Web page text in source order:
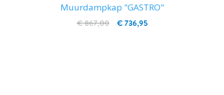
Muurdampkap "GASTRO"
€ 736,95
€ 867,00